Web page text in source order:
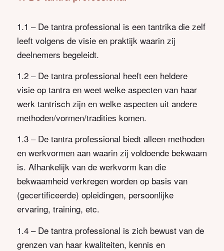
1.1 – De tantra professional is een tantrika die zelf
leeft volgens de visie en praktijk waarin zij
deelnemers begeleidt.
1.2 – De tantra professional heeft een heldere
visie op tantra en weet welke aspecten van haar
werk tantrisch zijn en welke aspecten uit andere
methoden/vormen/tradities komen.
1.3 – De tantra professional biedt alleen methoden
en werkvormen aan waarin zij voldoende bekwaam
is. Afhankelijk van de werkvorm kan die
bekwaamheid verkregen worden op basis van
(gecertificeerde) opleidingen, persoonlijke
ervaring, training, etc.
1.4 – De tantra professional is zich bewust van de
grenzen van haar kwaliteiten, kennis en